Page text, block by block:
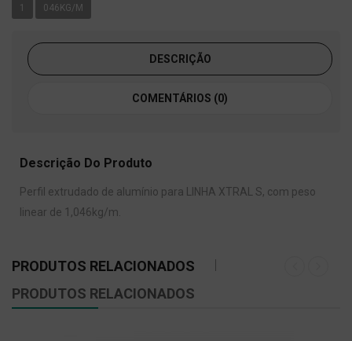
1 046KG/M
DESCRIÇÃO
COMENTÁRIOS (0)
Descrição Do Produto
Perfil extrudado de alumínio para LINHA XTRAL S, com peso
linear de 1,046kg/m.
PRODUTOS RELACIONADOS
PRODUTOS RELACIONADOS